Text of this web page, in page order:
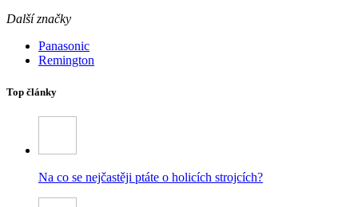
Další značky
Panasonic
Remington
Top články
Na co se nejčastěji ptáte o holicích strojcích?